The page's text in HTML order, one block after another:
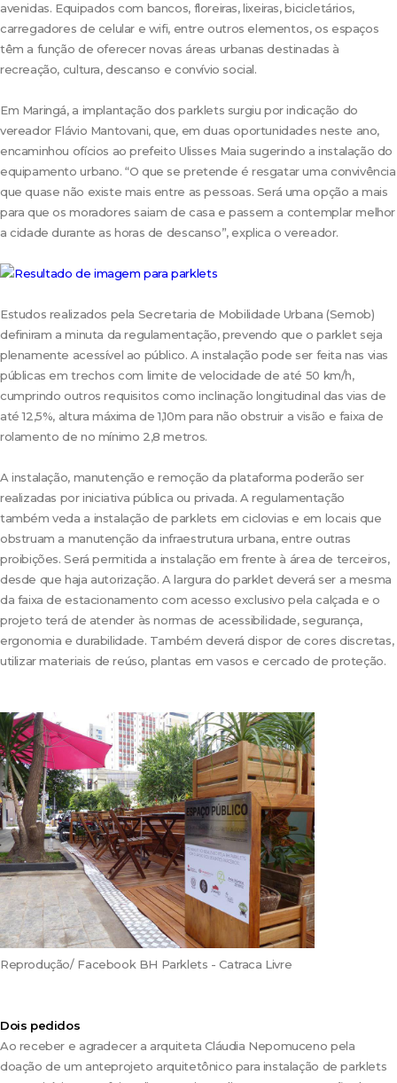
avenidas. Equipados com bancos, floreiras, lixeiras, bicicletários,
carregadores de celular e wifi, entre outros elementos, os espaços
têm a função de oferecer novas áreas urbanas destinadas à
recreação, cultura, descanso e convívio social.
Em Maringá, a implantação dos parklets surgiu por indicação do
vereador Flávio Mantovani, que, em duas oportunidades neste ano,
encaminhou ofícios ao prefeito Ulisses Maia sugerindo a instalação do
equipamento urbano. “O que se pretende é resgatar uma convivência
que quase não existe mais entre as pessoas. Será uma opção a mais
para que os moradores saiam de casa e passem a contemplar melhor
a cidade durante as horas de descanso”, explica o vereador.
Estudos realizados pela Secretaria de Mobilidade Urbana (Semob)
definiram a minuta da regulamentação, prevendo que o parklet seja
plenamente acessível ao público. A instalação pode ser feita nas vias
públicas em trechos com limite de velocidade de até 50 km/h,
cumprindo outros requisitos como inclinação longitudinal das vias de
até 12,5%, altura máxima de 1,10m para não obstruir a visão e faixa de
rolamento de no mínimo 2,8 metros.
A instalação, manutenção e remoção da plataforma poderão ser
realizadas por iniciativa pública ou privada. A regulamentação
também veda a instalação de parklets em ciclovias e em locais que
obstruam a manutenção da infraestrutura urbana, entre outras
proibições. Será permitida a instalação em frente à área de terceiros,
desde que haja autorização. A largura do parklet deverá ser a mesma
da faixa de estacionamento com acesso exclusivo pela calçada e o
projeto terá de atender às normas de acessibilidade, segurança,
ergonomia e durabilidade. Também deverá dispor de cores discretas,
utilizar materiais de reúso, plantas em vasos e cercado de proteção.
Reprodução/ Facebook BH Parklets - Catraca Livre
Dois pedidos
Ao receber e agradecer a arquiteta Cláudia Nepomuceno pela
doação de um anteprojeto arquitetônico para instalação de parklets